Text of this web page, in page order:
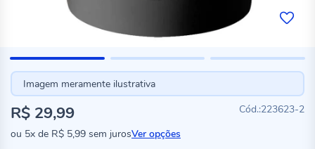
Imagem meramente ilustrativa
223623-2
R$ 29,99
ou 5x de R$ 5,99 sem jurosVer opções